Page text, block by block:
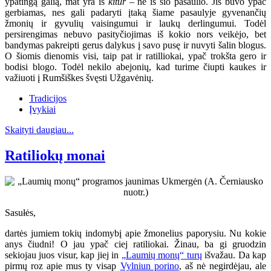
gerbiamas, nes gali padaryti įtaką šiame pasaulyje gyvenančių
žmonių ir gyvulių vaisingumui ir laukų derlingumui. Todėl
persirengimas nebuvo pasityčiojimas iš kokio nors veikėjo, bet
bandymas pakreipti gerus dalykus į savo pusę ir nuvyti šalin blogus.
O šiomis dienomis visi, taip pat ir ratilliokai, ypač trokšta gero ir
bodisi blogo. Todėl nekilo abejonių, kad turime čiupti kaukes ir
važiuoti į Rumšiškes švęsti Užgavėnių.
Tradicijos
Įvykiai
Skaityti daugiau...
Ratiliokų monai
Sasułės,
dartės jumiem tokių indomybį apie žmonelius paporysiu. Nu kokie
anys čiudni! O jau ypač ciej ratiliokai. Žinau, ba gi gruodzin
sekiojau juos visur, kap jiej in „Laumių monų“ turų išvažau. Da kap
pirmų roz apie mus ty visap Vylniun porino, aš nė negirdėjau, ale